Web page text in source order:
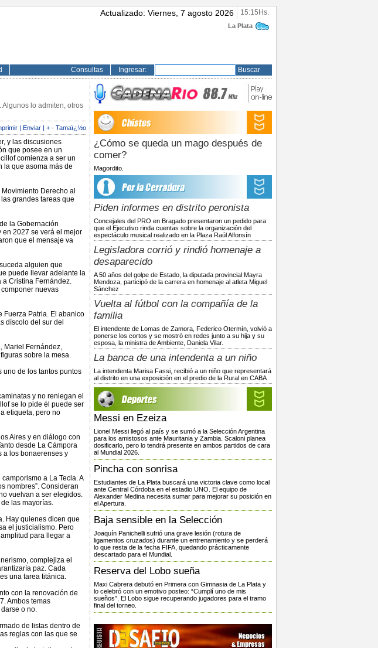
Actualizado: Viernes, 7 agosto 2026 15:15Hs.
La Plata
Consultas Ingresar: Buscar
lo admiten, otros
| Enviar | + - Tamaï¿½o
y las discusiones
que posee en un
comienza a ser un
la que asoma más de
Derecho al
grandes tareas que
la Gobernación
en 2027 se verá el mejor
que el mensaje va
alguien que
puede llevar adelante la
a Cristina Fernández.
nuevas
Fuerza Patria. El abanico
díscolo del sur del
Mariel Fernández,
sobre la mesa.
uno de los tantos puntos
y no reniegan el
se lo pide él puede ser
etiqueta, pero no
Aires y en diálogo con
desde La Cámpora
a los bonaerenses y
a La Tecla. A
nombres”. Consideran
vuelvan a ser elegidos.
las mayorías.
Hay quienes dicen que
el justicialismo. Pero
para llegar a
complejiza el
paz. Cada
una tarea titánica.
con la renovación de
Ambos temas
o no.
de listas dentro de
reglas con las que se
¿Cómo se queda un mago después de
comer?
Magordito.
Piden informes en distrito peronista
Concejales del PRO en Bragado presentaron un pedido para
que el Ejecutivo rinda cuentas sobre la organización del
espectáculo musical realizado en la Plaza Raúl Alfonsín
Legisladora corrió y rindió homenaje a
desaparecido
A 50 años del golpe de Estado, la diputada provincial Mayra
Mendoza, participó de la carrera en homenaje al atleta Miguel
Sánchez
Vuelta al fútbol con la compañía de la
familia
El intendente de Lomas de Zamora, Federico Otermín, volvió a
ponerse los cortos y se mostró en redes junto a su hija y su
esposa, la ministra de Ambiente, Daniela Vilar.
La banca de una intendenta a un niño
La intendenta Marisa Fassi, recibió a un niño que representará
al distrito en una exposición en el predio de la Rural en CABA
Messi en Ezeiza
Lionel Messi llegó al país y se sumó a la Selección Argentina
para los amistosos ante Mauritania y Zambia. Scaloni planea
dosificarlo, pero lo tendrá presente en ambos partidos de cara
al Mundial 2026.
Pincha con sonrisa
Estudiantes de La Plata buscará una victoria clave como local
ante Central Córdoba en el estadio UNO. El equipo de
Alexander Medina necesita sumar para mejorar su posición en
el Apertura.
Baja sensible en la Selección
Joaquín Panichelli sufrió una grave lesión (rotura de
ligamentos cruzados) durante un entrenamiento y se perderá
lo que resta de la fecha FIFA, quedando prácticamente
descartado para el Mundial.
Reserva del Lobo sueña
Maxi Cabrera debutó en Primera con Gimnasia de La Plata y
lo celebró con un emotivo posteo: “Cumplí uno de mis
sueños”. El Lobo sigue recuperando jugadores para el tramo
final del torneo.